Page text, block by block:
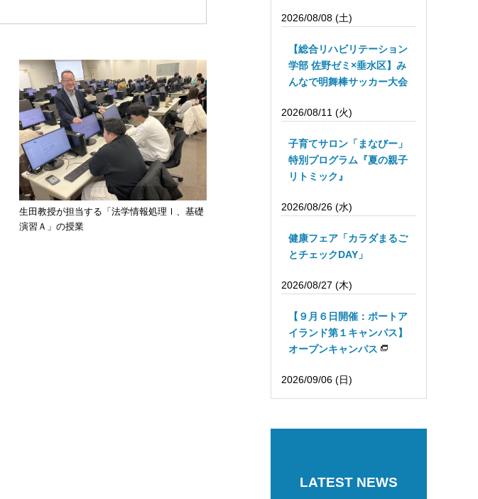
生田教授が担当する「法学情報処理Ⅰ、基礎
演習Ａ」の授業
2026/08/08 (土)
【総合リハビリテーション
学部 佐野ゼミ×垂水区】み
んなで明舞棒サッカー大会
2026/08/11 (火)
子育てサロン「まなびー」
特別プログラム『夏の親子
リトミック』
2026/08/26 (水)
健康フェア「カラダまるご
とチェックDAY」
2026/08/27 (木)
【９月６日開催：ポートア
イランド第１キャンパス】
オープンキャンパス
2026/09/06 (日)
LATEST NEWS